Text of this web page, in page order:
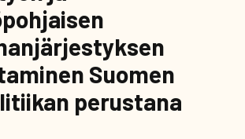
Suomen
perustana